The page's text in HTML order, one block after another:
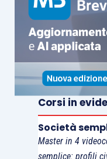
Corsi in
Società
Master in 4
semplice: profili